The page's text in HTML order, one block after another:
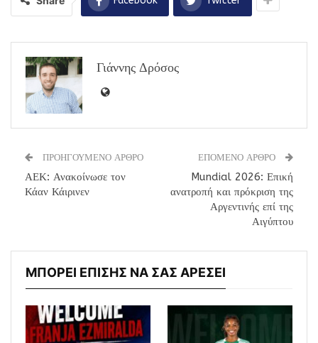
Γιάννης Δρόσος
ΠΡΟΗΓΟΥΜΕΝΟ ΑΡΘΡΟ
ΑΕΚ: Ανακοίνωσε τον
Κάαν Κάιρινεν
ΕΠΟΜΕΝΟ ΑΡΘΡΟ
Mundial 2026: Επική
ανατροπή και πρόκριση της
Αργεντινής επί της
Αιγύπτου
ΜΠΟΡΕΙ ΕΠΙΣΗΣ ΝΑ ΣΑΣ ΑΡΕΣΕΙ